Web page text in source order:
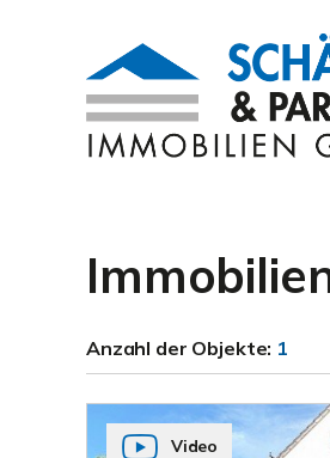
Anzahl der Objekte: 1
Video